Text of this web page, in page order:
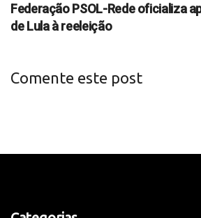
Federação PSOL-Rede oficializa
de Lula à reeleição
Comente este post